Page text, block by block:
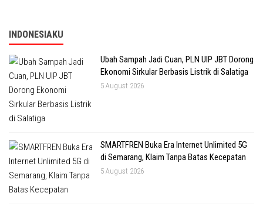
INDONESIAKU
Ubah Sampah Jadi Cuan, PLN UIP JBT Dorong
Ekonomi Sirkular Berbasis Listrik di Salatiga
5 August 2026
SMARTFREN Buka Era Internet Unlimited 5G
di Semarang, Klaim Tanpa Batas Kecepatan
5 August 2026